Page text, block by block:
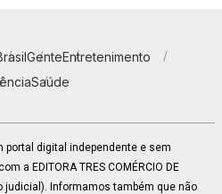
GenteEntretenimento
Saúde
portal digital independente e sem
a EDITORA TRES COMÉRCIO DE
judicial). Informamos também que não